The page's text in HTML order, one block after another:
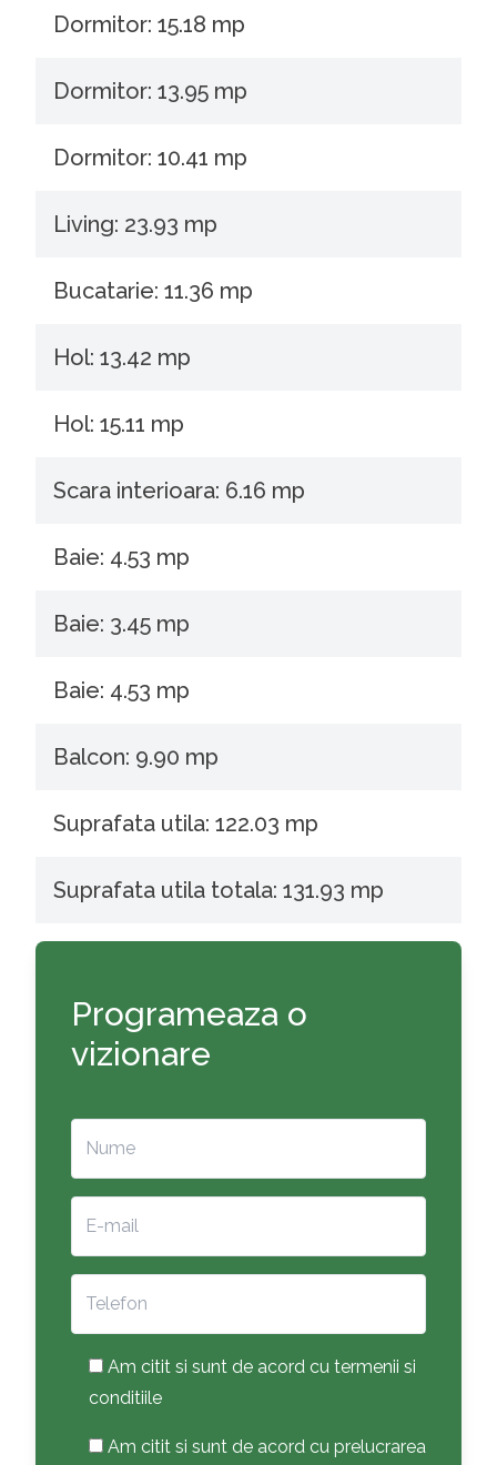
Dormitor: 15.18 mp
Dormitor: 13.95 mp
Dormitor: 10.41 mp
Living: 23.93 mp
Bucatarie: 11.36 mp
Hol: 13.42 mp
Hol: 15.11 mp
Scara interioara: 6.16 mp
Baie: 4.53 mp
Baie: 3.45 mp
Baie: 4.53 mp
Balcon: 9.90 mp
Suprafata utila: 122.03 mp
Suprafata utila totala: 131.93 mp
Programeaza o
vizionare
Am citit si sunt de acord cu termenii si
conditiile
Am citit si sunt de acord cu prelucrarea